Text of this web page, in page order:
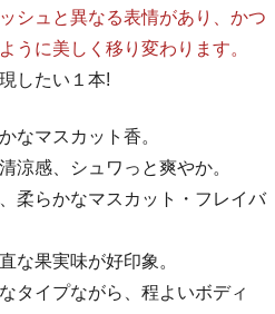
シュと異なる表情があり、かつ
うに美しく移り変わります。
したい１本!
なマスカット香。
涼感、シュワっと爽やか。
柔らかなマスカット・フレイバ
な果実味が好印象。
タイプながら、程よいボディ